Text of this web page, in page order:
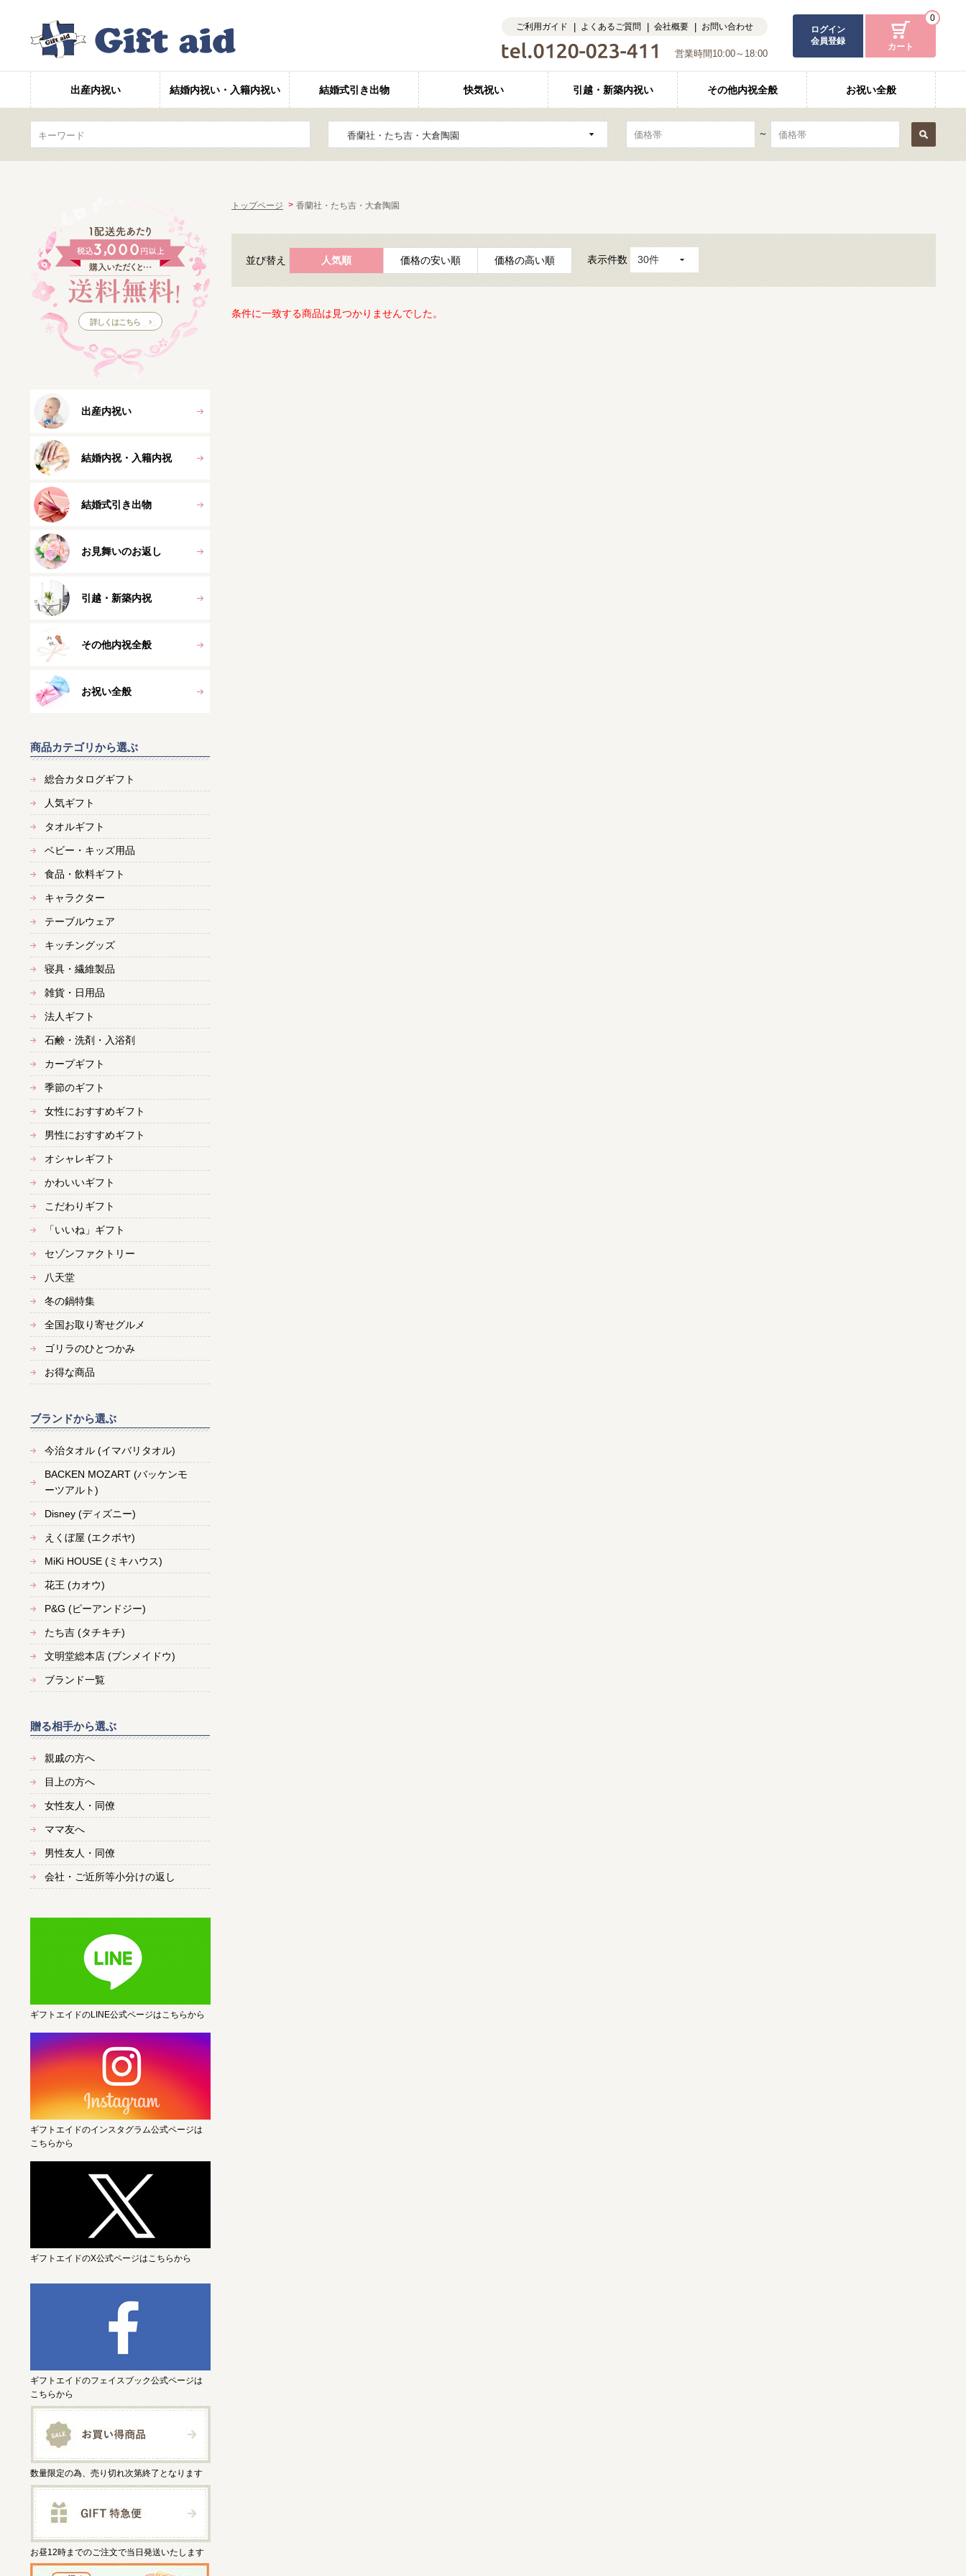
ご利用ガイド よくあるご質問 会社概要 お問い合わせ
営業時間10:00～18:00
ログイン
会員登録
カート
0
出産内祝い 結婚内祝い・入籍内祝い 結婚式引き出物 快気祝い 引越・新築内祝い その他内祝全般 お祝い全般
～
トップページ 香蘭社・たち吉・大倉陶園
並び替え 人気順 価格の安い順 価格の高い順 表示件数
条件に一致する商品は見つかりませんでした。
詳しくはこちら
出産内祝い
結婚内祝・入籍内祝
結婚式引き出物
お見舞いのお返し
引越・新築内祝
その他内祝全般
お祝い全般
商品カテゴリから選ぶ
総合カタログギフト
人気ギフト
タオルギフト
ベビー・キッズ用品
食品・飲料ギフト
キャラクター
テーブルウェア
キッチングッズ
寝具・繊維製品
雑貨・日用品
法人ギフト
石鹸・洗剤・入浴剤
カープギフト
季節のギフト
女性におすすめギフト
男性におすすめギフト
オシャレギフト
かわいいギフト
こだわりギフト
「いいね」ギフト
セゾンファクトリー
八天堂
冬の鍋特集
全国お取り寄せグルメ
ゴリラのひとつかみ
お得な商品
ブランドから選ぶ
今治タオル (イマバリタオル)
BACKEN MOZART (バッケンモ
ーツアルト)
Disney (ディズニー)
えくぼ屋 (エクボヤ)
MiKi HOUSE (ミキハウス)
花王 (カオウ)
P&G (ピーアンドジー)
たち吉 (タチキチ)
文明堂総本店 (ブンメイドウ)
ブランド一覧
贈る相手から選ぶ
親戚の方へ
目上の方へ
女性友人・同僚
ママ友へ
男性友人・同僚
会社・ご近所等小分けの返し
ギフトエイドのLINE公式ページはこちらから
ギフトエイドのインスタグラム公式ページは
こちらから
ギフトエイドのX公式ページはこちらから
ギフトエイドのフェイスブック公式ページは
こちらから
数量限定の為、売り切れ次第終了となります
お昼12時までのご注文で当日発送いたします